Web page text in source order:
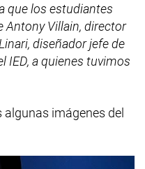
que los estudiantes
Antony Villain, director
diseñador jefe de
IED, a quienes tuvimos
imágenes del